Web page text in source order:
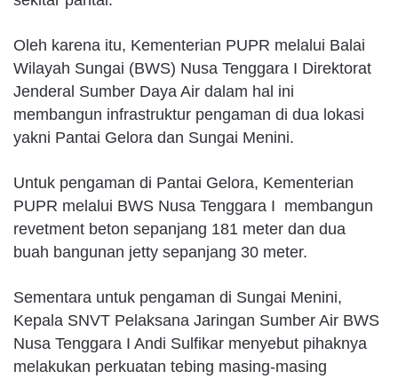
Oleh karena itu, Kementerian PUPR melalui Balai
Wilayah Sungai (BWS) Nusa Tenggara I Direktorat
Jenderal Sumber Daya Air dalam hal ini
membangun infrastruktur pengaman di dua lokasi
yakni Pantai Gelora dan Sungai Menini.
Untuk pengaman di Pantai Gelora, Kementerian
PUPR melalui BWS Nusa Tenggara I membangun
revetment beton sepanjang 181 meter dan dua
buah bangunan jetty sepanjang 30 meter.
Sementara untuk pengaman di Sungai Menini,
Kepala SNVT Pelaksana Jaringan Sumber Air BWS
Nusa Tenggara I Andi Sulfikar menyebut pihaknya
melakukan perkuatan tebing masing-masing